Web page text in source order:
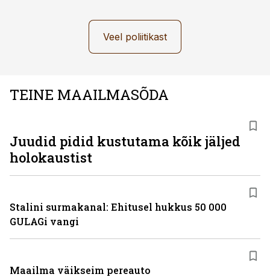
Veel poliitikast
TEINE MAAILMASÕDA
Juudid pidid kustutama kõik jäljed
holokaustist
Stalini surmakanal: Ehitusel hukkus 50 000
GULAGi vangi
Maailma väikseim pereauto